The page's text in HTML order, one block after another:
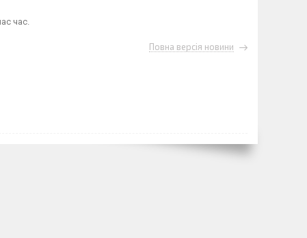
час.
Повна версія новини